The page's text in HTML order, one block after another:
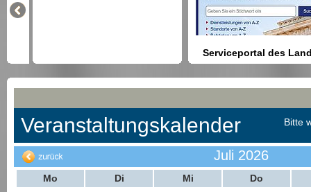
Serviceportal des
Berlin
Anmeldung bei Ämtern usw.
Veranstaltungskalender Bitte
Juli 2026
Mo Di Mi Do